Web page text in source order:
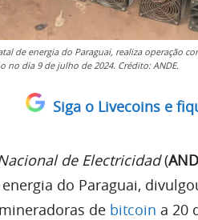
de energia do Paraguai, realiza operação
no dia 9 de julho de 2024. Crédito: ANDE.
Siga o Livecoins e
de Electricidad(
do Paraguai,
de bitcoin a 20